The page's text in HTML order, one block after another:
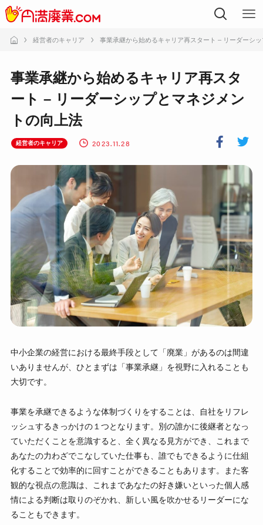
経営者のキャリア 事業承継から始めるキャリア再スタート – リーダーシ
事業承継から始めるキャリア再スタ
ート – リーダーシップとマネジメン
トの向上法
経営者のキャリア 2023.11.28
中小企業の経営における最終手段として「廃業」があるのは間違
いありませんが、ひとまずは「事業承継」を視野に入れることも
大切です。
事業を承継できるような体制づくりをすることは、自社をリフレ
ッシュするきっかけの１つとなります。別の誰かに後継者となっ
ていただくことを意識すると、全く異なる見方ができ、これまで
あなたの力わざでこなしていた仕事も、誰でもできるように仕組
化することで効率的に回すことができることもあります。また客
観的な視点の意識は、これまであなたの好き嫌いといった個人感
情による判断は取りのぞかれ、新しい風を吹かせるリーダーにな
ることもできます。